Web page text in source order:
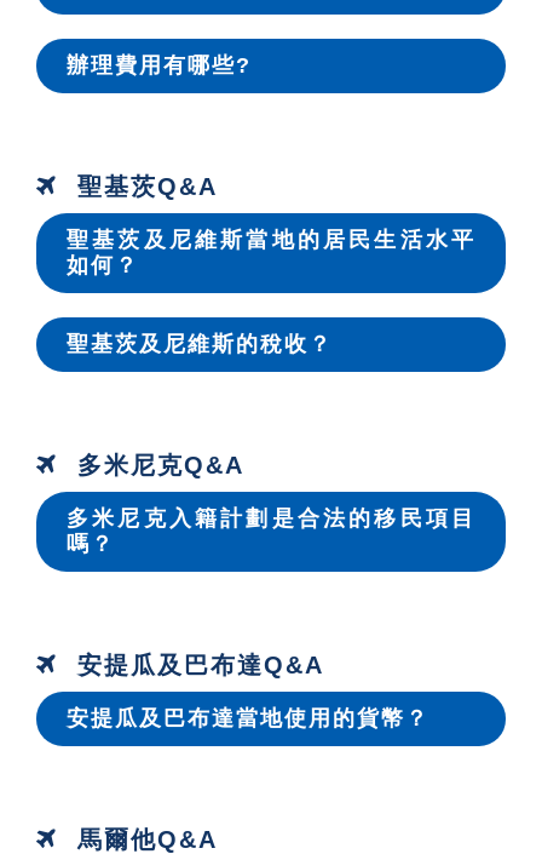
辦理費用有哪些?
聖基茨Q&A
聖基茨及尼維斯當地的居民生活水平
如何？
聖基茨及尼維斯的稅收？
多米尼克Q&A
多米尼克入籍計劃是合法的移民項目
嗎？
安提瓜及巴布達Q&A
安提瓜及巴布達當地使用的貨幣？
馬爾他Q&A